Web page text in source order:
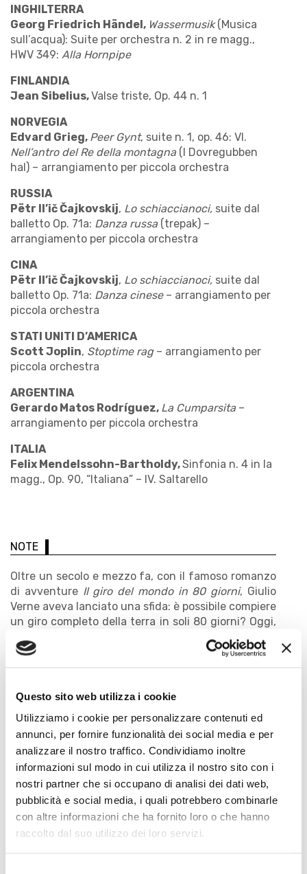
Questo sito web utilizza i cookie
Utilizziamo i cookie per personalizzare contenuti ed
annunci, per fornire funzionalità dei social media e per
analizzare il nostro traffico. Condividiamo inoltre
informazioni sul modo in cui utilizza il nostro sito con i
nostri partner che si occupano di analisi dei dati web,
pubblicità e social media, i quali potrebbero combinarle
con altre informazioni che ha fornito loro o che hanno
raccolto dal suo utilizzo dei loro servizi.
INGHILTERRA
Georg Friedrich Händel, Wassermusik(Musica
sull’acqua): Suite per orchestra n. 2 in re magg.,
HWV 349: Alla Hornpipe
FINLANDIA
Jean Sibelius,Valse triste, Op. 44 n. 1
NORVEGIA
Edvard Grieg, Peer Gynt, suite n. 1, op. 46: VI.
Nell’antro del Re della montagna(I Dovregubben
hal) – arrangiamento per piccola orchestra
RUSSIA
Pëtr Il’ič Čajkovskij, Lo schiaccianoci, suite dal
balletto Op. 71a: Danza russa(trepak) –
arrangiamento per piccola orchestra
CINA
Pëtr Il’ič Čajkovskij, Lo schiaccianoci, suite dal
balletto Op. 71a: Danza cinese – arrangiamento per
piccola orchestra
STATI UNITI D’AMERICA
Scott Joplin, Stoptime rag – arrangiamento per
piccola orchestra
ARGENTINA
Gerardo Matos Rodríguez, La Cumparsita–
arrangiamento per piccola orchestra
ITALIA
Felix Mendelssohn-Bartholdy,Sinfonia n. 4 in la
magg., Op. 90, “Italiana” – IV. Saltarello
NOTE
Oltre un secolo e mezzo fa, con il famoso romanzo
di avventure Il giro del mondo in 80 giorni, Giulio
Verne aveva lanciato una sfida: è possibile compiere
un giro completo della terra in soli 80 giorni? Oggi,
con i mezzi aerei che abbiamo, lo si può fare quasi
in un solo giorno; ma un’orchestra più farlo
addirittura nel tempo di un concerto, in una sola
accende la fantasia, ci fa viaggiare con
l’immaginazione e ci fa raggiungere in un batter
d’occhio i paesi più lontani, dalla Francia alle
Americhe, dalla Scandinavia alla Cina, dalla Russia
all'Ungheria, per scoprire come i popoli della terra
hanno racchiuso la loro anima nel suono e nella
danza.
Il Concerto per le scuole IL GIRO DEL MONDO IN UN
CONCERTO , progettato della FORM-Orchestra